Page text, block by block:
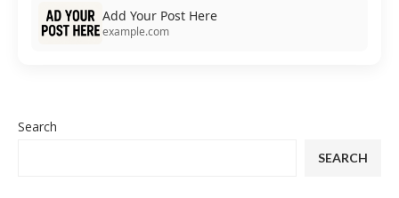
Add Your Post Here
example.com
Search
SEARCH